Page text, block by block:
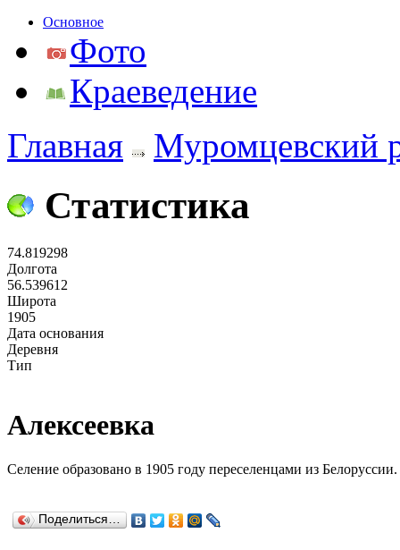
Основное
Фото
Краеведение
Главная
Муромцевский
Статистика
74.819298
Долгота
56.539612
Широта
1905
Дата основания
Деревня
Тип
Алексеевка
Селение образовано в 1905 году переселенцами из Белоруссии.
Поделиться…